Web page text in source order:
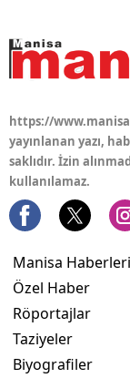
https://
yayınlanan yazı,
saklıdır. İzin
kullanılamaz.
Manisa Haberleri
Özel Haber
Röportajlar
Taziyeler
Biyografiler